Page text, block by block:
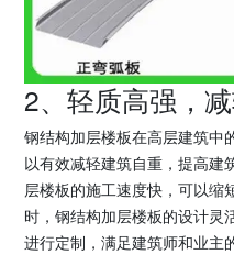
2、轻质高强，
钢结构加层楼板在高层建筑中
以有效减轻建筑自重，提高建
层楼板的施工速度快，可以缩
时，钢结构加层楼板的设计灵
进行定制，满足建筑师和业主